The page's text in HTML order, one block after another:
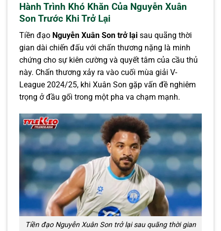
Hành Trình Khó Khăn Của Nguyễn Xuân
Son Trước Khi Trở Lại
Tiền đạo Nguyễn Xuân Son trở lại sau quãng thời
gian dài chiến đấu với chấn thương nặng là minh
chứng cho sự kiên cường và quyết tâm của cầu thủ
này. Chấn thương xảy ra vào cuối mùa giải V-
League 2024/25, khi Xuân Son gặp vấn đề nghiêm
trọng ở đầu gối trong một pha va chạm mạnh.
Tiền đạo Nguyễn Xuân Son trở lại sau quãng thời gian